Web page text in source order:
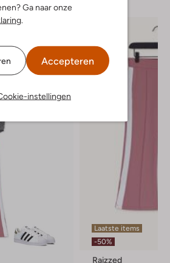
Ga naar onze
.
Accepteren
instellingen
Laatste items
-50%
Raizzed